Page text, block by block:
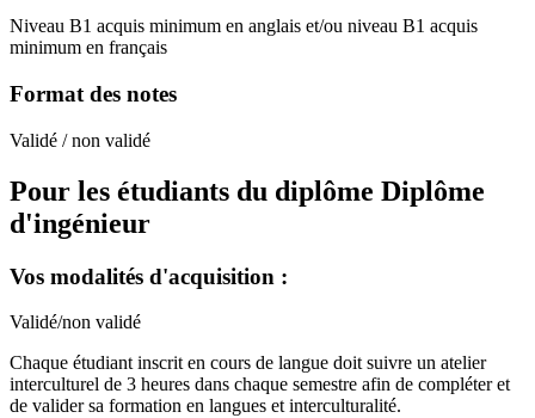
Niveau B1 acquis minimum en anglais et/ou niveau B1 acquis
minimum en français
Format des notes
Validé / non validé
Pour les étudiants du diplôme Diplôme
d'ingénieur
Vos modalités d'acquisition :
Validé/non validé
Chaque étudiant inscrit en cours de langue doit suivre un atelier
interculturel de 3 heures dans chaque semestre afin de compléter et
de valider sa formation en langues et interculturalité.